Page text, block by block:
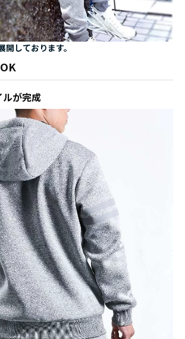
しております。
が完成